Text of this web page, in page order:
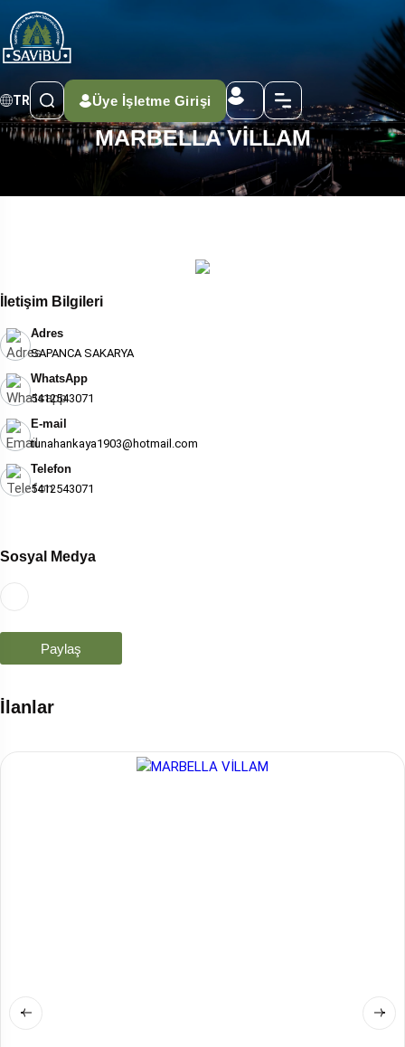
TR Üye İşletme Girişi
MARBELLA VİLLAM
İletişim Bilgileri
Adres
SAPANCA SAKARYA
WhatsApp
5412543071
E-mail
tunahankaya1903@hotmail.com
Telefon
5412543071
Sosyal Medya
Paylaş
İlanlar